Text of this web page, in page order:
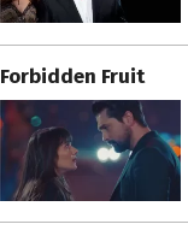
Forbidden Fruit